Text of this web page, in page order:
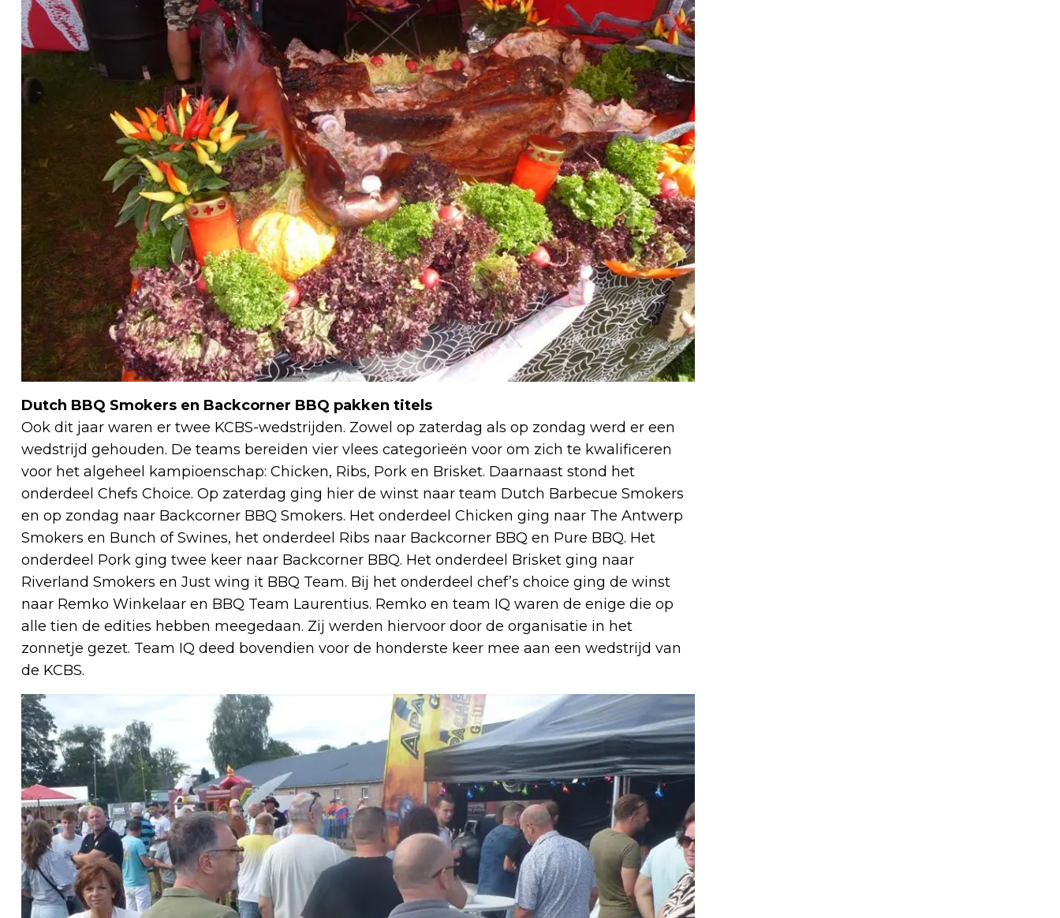
Dutch BBQ Smokers en Backcorner BBQ pakken titels
Ook dit jaar waren er twee KCBS-wedstrijden. Zowel op zaterdag als op zondag werd er een
wedstrijd gehouden. De teams bereiden vier vlees categorieën voor om zich te kwalificeren
voor het algeheel kampioenschap: Chicken, Ribs, Pork en Brisket. Daarnaast stond het
onderdeel Chefs Choice. Op zaterdag ging hier de winst naar team Dutch Barbecue Smokers
en op zondag naar Backcorner BBQ Smokers. Het onderdeel Chicken ging naar The Antwerp
Smokers en Bunch of Swines, het onderdeel Ribs naar Backcorner BBQ en Pure BBQ. Het
onderdeel Pork ging twee keer naar Backcorner BBQ. Het onderdeel Brisket ging naar
Riverland Smokers en Just wing it BBQ Team. Bij het onderdeel chef’s choice ging de winst
naar Remko Winkelaar en BBQ Team Laurentius. Remko en team IQ waren de enige die op
alle tien de edities hebben meegedaan. Zij werden hiervoor door de organisatie in het
zonnetje gezet. Team IQ deed bovendien voor de honderste keer mee aan een wedstrijd van
de KCBS.